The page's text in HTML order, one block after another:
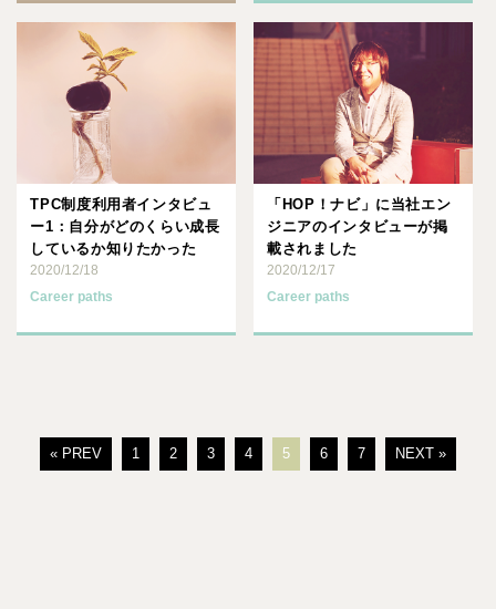
TPC制度利用者インタビュ
ー1：自分がどのくらい成長
しているか知りたかった
2020/12/18
Career paths
「HOP！ナビ」に当社エン
ジニアのインタビューが掲
載されました
2020/12/17
Career paths
« PREV 1 2 3 4 5 6 7 NEXT »